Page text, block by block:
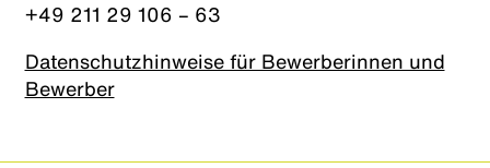
+49 211 29 106 – 63
Datenschutzhinweise für Bewerberinnen und
Bewerber